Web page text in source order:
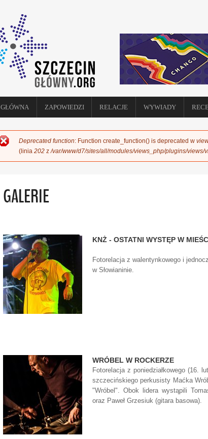
GŁÓWNA ZAPOWIEDZI RELACJE WYWIADY
KOMUNIKAT O BŁĘDZIE
Deprecated function: Function create_function() is deprecated w
(linia 202 z/var/www/d7/sites/all/modules/views_php/plugins/
GALERIE
KNŻ - OSTATNI WYSTĘP W
Fotorelacja z walentynkowego i
w Słowianinie.
WRÓBEL W ROCKERZE
Fotorelacja z poniedziałkowego (16.
szczecińskiego perkusisty Maćka
"Wróbel". Obok lidera wystąpili
oraz Paweł Grzesiuk (gitara basowa).